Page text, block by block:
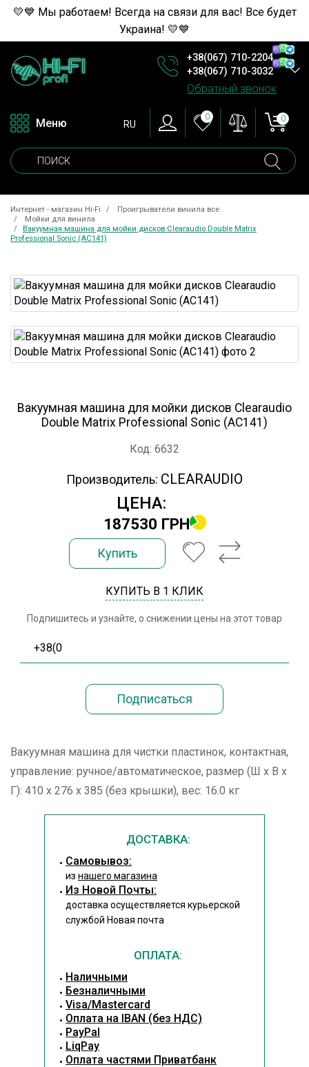
💛💙 Мы работаем! Всегда на связи для вас! Все будет
Украина! 💛💙
+38(067) 710-2204
+38(067) 710-3032
Обратный звонок
Меню RU
0 0
Интернет - магазин Hi-Fi
Проигрыватели винила все
Мойки для винила
Вакуумная машина для мойки дисков Clearaudio Double Matrix
Professional Sonic (AC141)
Вакуумная машина для мойки дисков Clearaudio
Double Matrix Professional Sonic (AC141)
Код: 6632
Производитель: CLEARAUDIO
ЦЕНА:
187530 ГРН
Купить
КУПИТЬ В 1 КЛИК
Подпишитесь и узнайте, о снижении цены на этот товар
Вакуумная машина для чистки пластинок, контактная,
управление: ручное/автоматическое, размер (Ш х В х
Г): 410 х 276 х 385 (без крышки), вес: 16.0 кг
ДОСТАВКА:
Cамовывоз:
из нашего магазина
Из Новой Почты:
доставка осуществляется курьерской
службой Новая почта
ОПЛАТА:
Наличными
Безналичными
Visa/Mastercard
Оплата на IBAN (без НДС)
PayPal
LiqPay
Оплата частями Приватбанк